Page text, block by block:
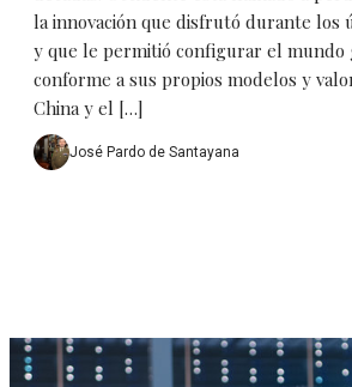
la innovación que disfrutó durante los
y que le permitió configurar el mundo
conforme a sus propios modelos y
China y el […]
José Pardo de Santayana